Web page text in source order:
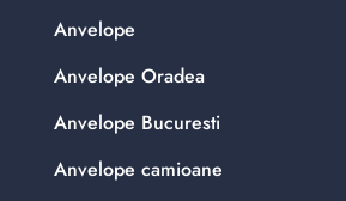
Anvelope
Anvelope Oradea
Anvelope Bucuresti
Anvelope camioane